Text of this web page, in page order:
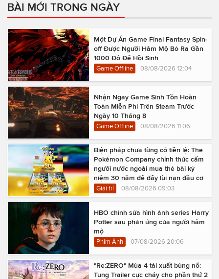
BÀI MỚI TRONG NGÀY
Một Dự Án Game Final Fantasy Spin-
off Được Người Hâm Mộ Bỏ Ra Gần
1000 Đô Để Hồi Sinh
Game Offline 08/08/2026 12:04
Nhận Ngay Game Sinh Tồn Hoàn
Toàn Miễn Phí Trên Steam Trước
Ngày 10 Tháng 8
Game Offline 08/08/2026 11:06
Biện pháp chưa từng có tiền lệ: The
Pokémon Company chính thức cấm
người nước ngoài mua thẻ bài kỷ
niệm 30 năm để đẩy lùi nạn đầu cơ
Giải trí 08/08/2026 09:03
HBO chỉnh sửa hình ảnh series Harry
Potter sau phản ứng của người hâm
mộ
Phim Ảnh 07/08/2026 20:06
"Re:ZERO" Mùa 4 tái xuất bùng nổ:
Tung Trailer cực cháy cho phần thứ 2